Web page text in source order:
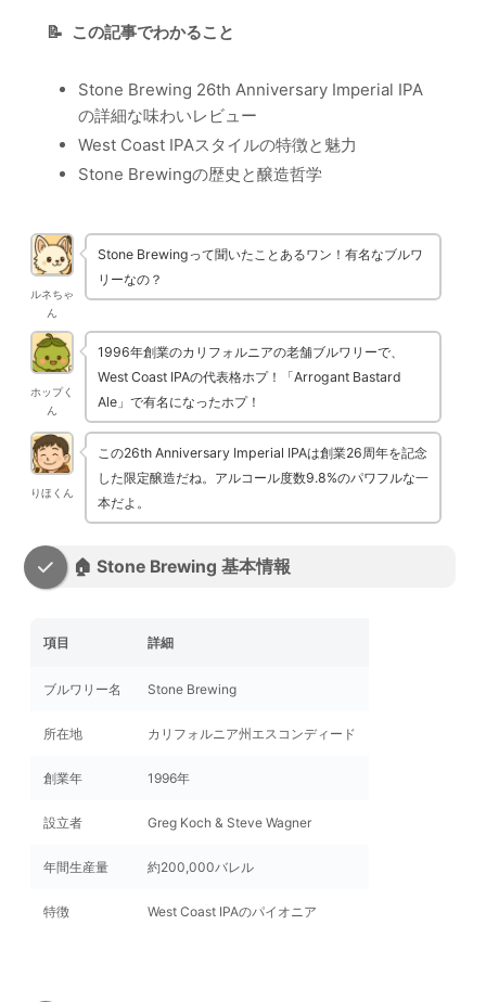
📝 この記事でわかること
Stone Brewing 26th Anniversary Imperial IPA
の詳細な味わいレビュー
West Coast IPAスタイルの特徴と魅力
Stone Brewingの歴史と醸造哲学
ルネちゃ
ん
Stone Brewingって聞いたことあるワン！有名なブルワ
リーなの？
ホップく
ん
1996年創業のカリフォルニアの老舗ブルワリーで、
West Coast IPAの代表格ホプ！「Arrogant Bastard
Ale」で有名になったホプ！
りほくん
この26th Anniversary Imperial IPAは創業26周年を記念
した限定醸造だね。アルコール度数9.8%のパワフルな一
本だよ。
🏠 Stone Brewing 基本情報
項目 詳細
ブルワリー名 Stone Brewing
所在地 カリフォルニア州エスコンディード
創業年 1996年
設立者 Greg Koch & Steve Wagner
年間生産量 約200,000バレル
特徴 West Coast IPAのパイオニア